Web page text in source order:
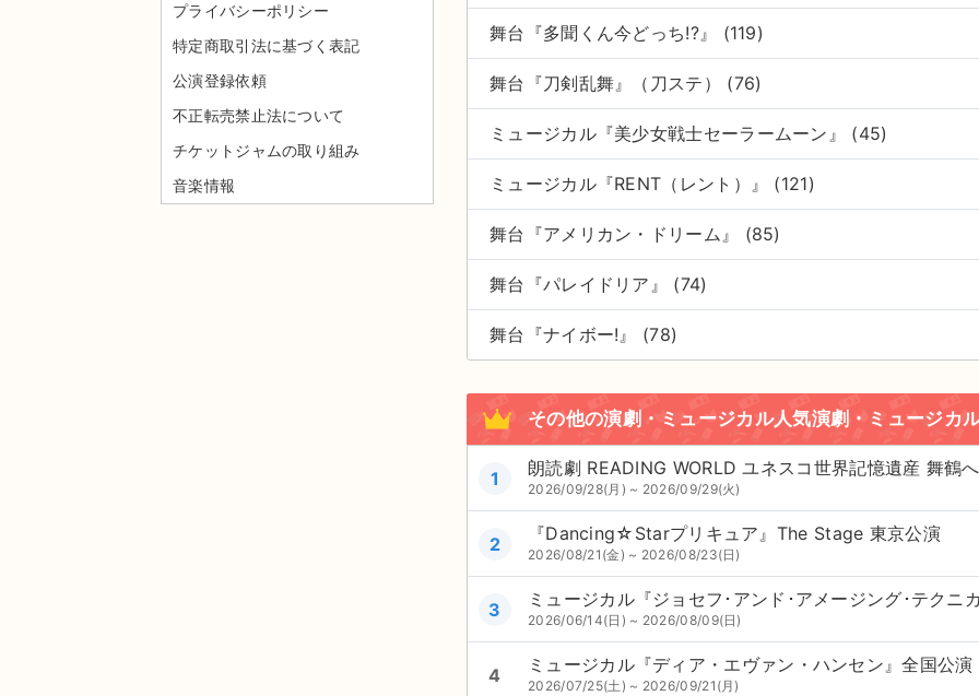
舞台『多聞くん今どっち!?』 (119)
舞台『刀剣乱舞』（刀ステ） (76)
ミュージカル『美少女戦士セーラームーン』 (45)
ミュージカル『RENT（レント）』 (121)
舞台『アメリカン・ドリーム』 (85)
舞台『パレイドリア』 (74)
舞台『ナイボー!』 (78)
その他の演劇・ミュージカル人気演劇・ミュージカ
1 朗読劇 READING WORLD ユネスコ世界記憶遺産 舞鶴
2026/09/28(月) ~ 2026/09/29(火)
2 『Dancing☆Starプリキュア』The Stage 東京公演
2026/08/21(金) ~ 2026/08/23(日)
3 ミュージカル『ジョセフ･アンド･アメージング･テクニ
2026/06/14(日) ~ 2026/08/09(日)
4 ミュージカル『ディア・エヴァン・ハンセン』全国公演
2026/07/25(土) ~ 2026/09/21(月)
プライバシーポリシー
特定商取引法に基づく表記
公演登録依頼
不正転売禁止法について
チケットジャムの取り組み
音楽情報